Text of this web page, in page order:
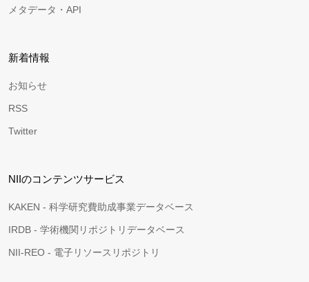
メタデータ・API
新着情報
お知らせ
RSS
Twitter
NIIのコンテンツサービス
KAKEN - 科学研究費助成事業データベース
IRDB - 学術機関リポジトリデータベース
NII-REO - 電子リソースリポジトリ